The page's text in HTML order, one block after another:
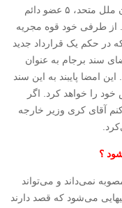
داشت. اما خود آمریکا، شورای امنیت سازمان ملل متحد، ۵ عضو دائم
از طرفی خود قوه مجریه
در حکم یک قرارداد جدید
سند برجام به عنوان
امضا پایبند به این سند
را خواهد کرد. اگر
آقای کری وزیر خارجه
؟
نمی‌داند و می‌تواند
می‌شود که قصد دارند